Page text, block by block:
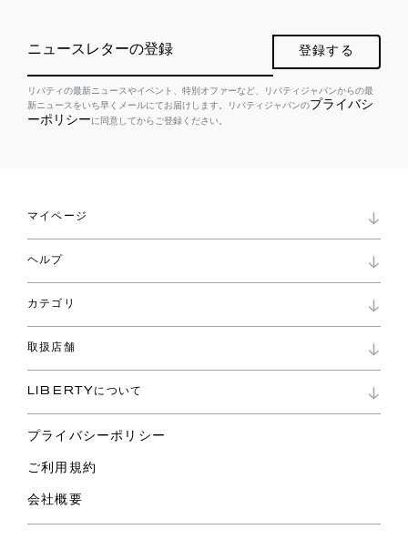
ニュースレターの登録 登録する
リバティの最新ニュースやイベント、特別オファーなど、リバティジャパンからの最
新ニュースをいち早くメールにてお届けします。リバティジャパンのプライバシ
ーポリシーに同意してからご登録ください。
マイページ
ロイヤリティプログラム
パスワード再設定
ショッピングバッグ
ヘルプ
お問い合わせ
よくあるご質問
ご利用ガイド
カテゴリ
コレクション
ファブリックス
バッグ
スカーフ
ウェア
ライフスタイル
スペシャル
取扱店舗
リバティ・ファブリックス
LIBERTYについて
プライバシーポリシー
ご利用規約
会社概要